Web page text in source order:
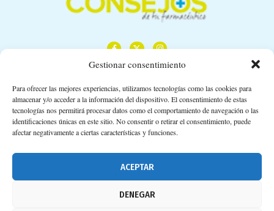
Gestionar consentimiento
Para ofrecer las mejores experiencias, utilizamos tecnologías como las cookies para
almacenar y/o acceder a la información del dispositivo. El consentimiento de estas
tecnologías nos permitirá procesar datos como el comportamiento de navegación o las
identificaciones únicas en este sitio. No consentir o retirar el consentimiento, puede
afectar negativamente a ciertas características y funciones.
ACEPTAR
DENEGAR
Calle Camino de los Descubrimientos, 11,
Planta 3ª 41092 – Sevilla
674 02 62 03
Aviso legal